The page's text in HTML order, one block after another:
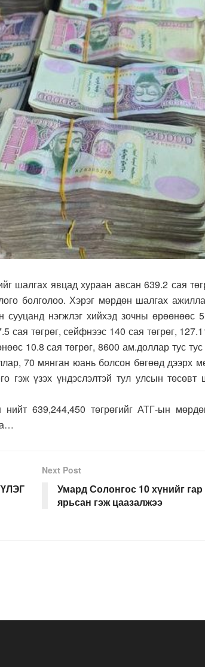
шалгах явцад хураан авсан 639.2 сая
болголоо. Хэрэг мөрдөн шалгах
нэгжлэг хийхэд зочны өрөөнөөс
сая төгрөг, сейфнээс 140 сая төгрөг,
10.8 сая төгрөг, 8600 ам.доллар тус
70 мянган юань болсон бөгөөд дээрх
гэж үзэх үндэслэлтэй тул улсын төсөвт
639,244,450 төгрөгийг АТГ-ын
Next Post
Умард Солонгос 10 хүнийг гар
ярьсан гэж цаазалжээ